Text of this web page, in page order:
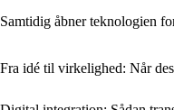
Samtidig åbner teknologien
Fra idé til virkelighed: Når